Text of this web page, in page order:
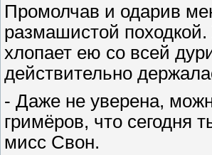
Промолчав и одарив
размашистой
хлопает ею со всей
действительно
- Даже не уверена,
гримёров, что сегодня
мисс Свон.